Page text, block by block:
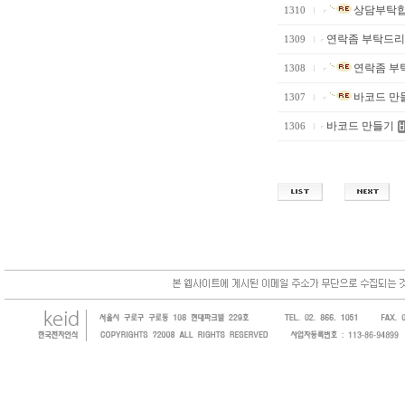
1310 상담부탁
1309 연락좀 부탁드
1308 연락좀 부
1307 바코드 만
1306 바코드 만들기